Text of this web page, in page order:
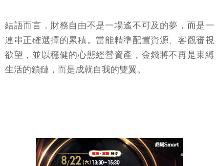
結語而言，財務自由不是一場遙不可及的夢，而是一
連串正確選擇的累積。當能精準配置資源、客觀審視
欲望，並以穩健的心態經營資產，金錢將不再是束縛
生活的鎖鏈，而是成就自我的雙翼。